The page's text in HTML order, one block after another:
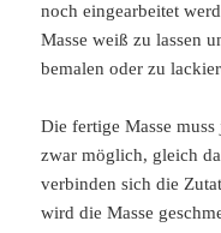
noch eingearbeitet
Masse weiß zu lassen
bemalen oder zu
Die fertige Masse
zwar möglich, gleich
verbinden sich die
wird die Masse